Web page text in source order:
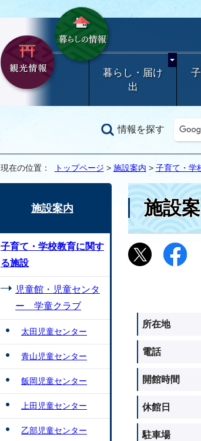
暮らし・届け
出
情報を探す
現在の位置： トップページ > 施設案内 > 子育て・学
施設
所在地
電話
開館時間
休館日
駐車場
施設案内
子育て・学校教育に関す
る施設
児童館・児童センタ
ー 学童クラブ
太田児童センター
青山児童センター
飯岡児童センター
上田児童センター
乙部児童センター